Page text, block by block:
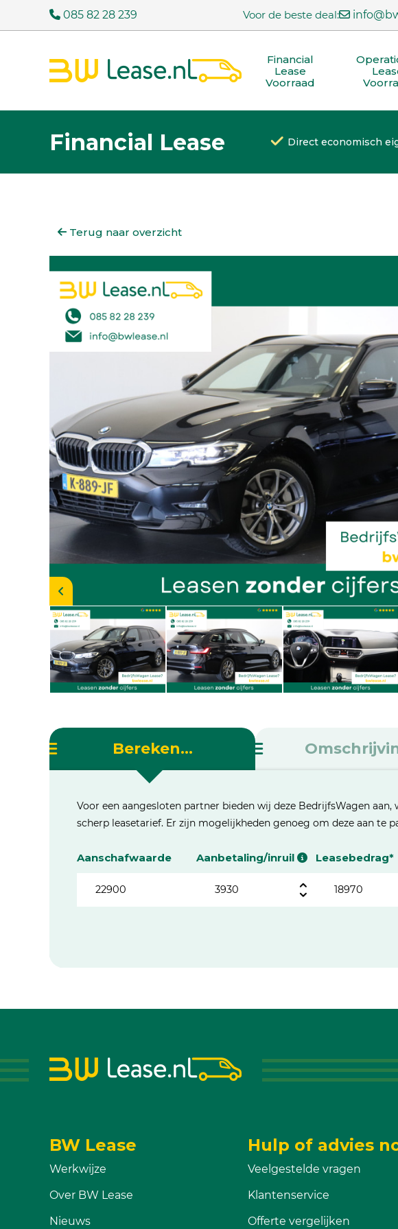
085 82 28 239 Voor de beste deal:
Financial
Lease
Voorraad
Financial Lease Direct economisch
Terug naar overzicht
Bereken...
Voor een aangesloten partner bieden wij deze BedrijfsWagen
scherp leasetarief. Er zijn mogelijkheden genoeg om deze aan te
Aanschafwaarde Aanbetaling/inruil Leasebedrag*
BW Lease
Werkwijze
Over BW Lease
Nieuws
Hulp of advies
Veelgestelde vragen
Klantenservice
Offerte vergelijken